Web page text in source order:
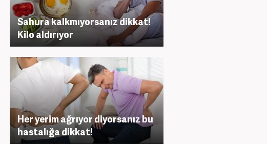
Sahura kalkmıyorsanız dikkat!
Kilo aldırıyor
Her yerim ağrıyor diyorsanız bu
hastalığa dikkat!